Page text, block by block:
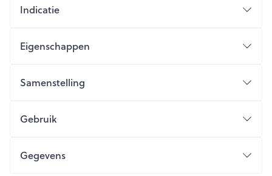
Indicatie
Eigenschappen
Parfumvrij
Zeer resistent tegen water en wrijving
Samenstelling
Gebruik
Gegevens